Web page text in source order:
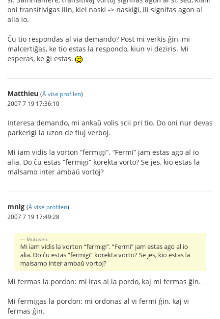
oni transitivigas ilin, kiel naski -> naskiĝi, ili signifas agon al
alia io.
Ĉu tio respondas al via demando? Post mi verkis ĝin, mi
malcertiĝas, ke tio estas la respondo, kiun vi deziris. Mi
esperas, ke ĝi estas.
Matthieu (Å vise profilen)
2007 7 19 17:36:10
Interesa demando, mi ankaŭ volis scii pri tio. Do oni nur devas
parkerigi la uzon de tiuj verboj.
Mi iam vidis la vorton “fermigi”. “Fermi” jam estas ago al io
alia. Do ĉu estas “fermigi” korekta vorto? Se jes, kio estas la
malsamo inter ambaŭ vortoj?
mnlg (Å vise profilen)
2007 7 19 17:49:28
Mutusen:
Mi iam vidis la vorton “fermigi”. “Fermi” jam estas ago al io
alia. Do ĉu estas “fermigi” korekta vorto? Se jes, kio estas la
malsamo inter ambaŭ vortoj?
Mi fermas la pordon: mi iras al la pordo, kaj mi fermas ĝin.
Mi fermigas la pordon: mi ordonas al vi fermi ĝin, kaj vi
fermas ĝin.